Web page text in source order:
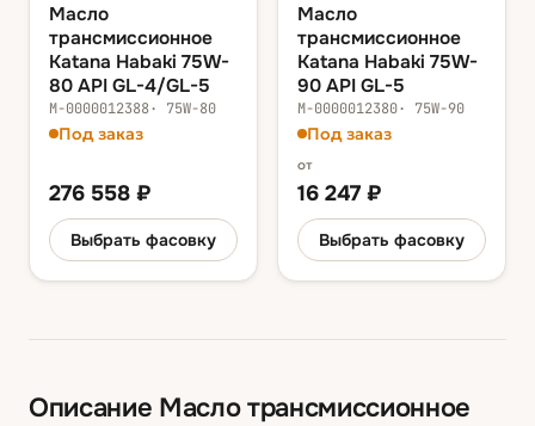
Масло
трансмиссионное
Katana Habaki 75W-
80 API GL-4/GL-5
М-0000012388· 75W-80
Под заказ
276 558 ₽
Выбрать фасовку
Масло
трансмиссионное
Katana Habaki 75W-
90 API GL-5
М-0000012380· 75W-90
Под заказ
от
16 247 ₽
Выбрать фасовку
Описание Масло трансмиссионное